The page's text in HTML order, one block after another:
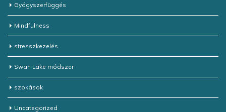
Gyógyszerfüggés
Mindfulness
stresszkezelés
Swan Lake módszer
szokások
Uncategorized